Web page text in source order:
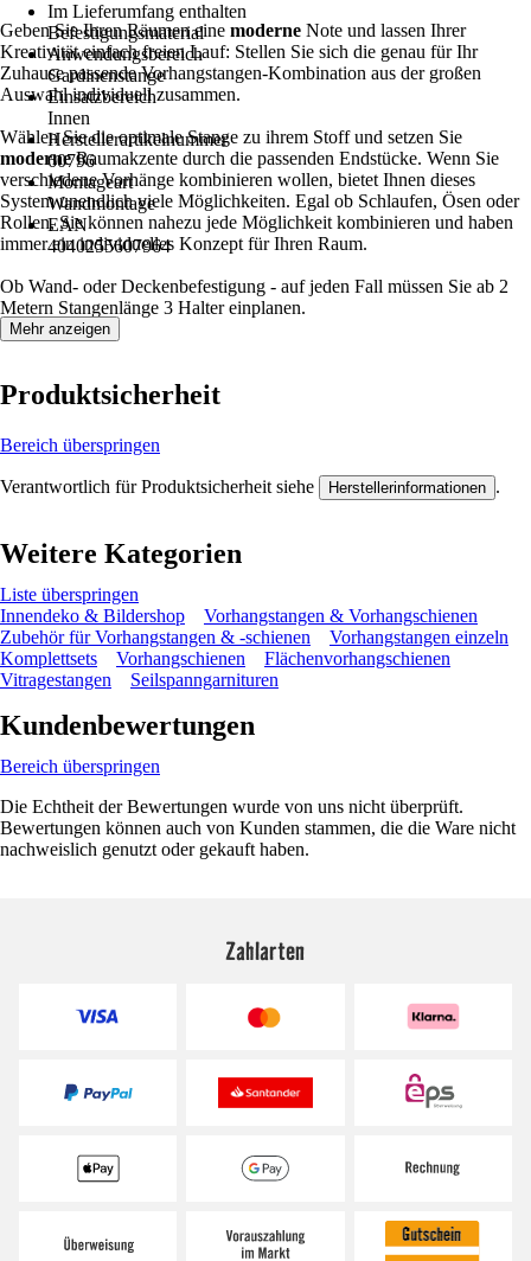
Im Lieferumfang enthalten
Befestigungsmaterial
Anwendungsbereich
Gardinenstange
Einsatzbereich
Innen
Herstellerartikelnummer
60796
Montageart
Wandmontage
EAN
4040255607964
Geben Sie Ihren Räumen eine moderne Note und lassen Ihrer
Kreativität einfach freien Lauf: Stellen Sie sich die genau für Ihr
Zuhause passende Vorhangstangen-Kombination aus der großen
Auswahl individuell zusammen.
Wählen Sie die optimale Stange zu ihrem Stoff und setzen Sie
moderneRaumakzente durch die passenden Endstücke. Wenn Sie
verschiedene Vorhänge kombinieren wollen, bietet Ihnen dieses
System unendlich viele Möglichkeiten. Egal ob Schlaufen, Ösen oder
Rollen, Sie können nahezu jede Möglichkeit kombinieren und haben
immer ein individuelles Konzept für Ihren Raum.
Ob Wand- oder Deckenbefestigung - auf jeden Fall müssen Sie ab 2
Metern Stangenlänge 3 Halter einplanen.
Mehr anzeigen
Produktsicherheit
Bereich überspringen
Verantwortlich für Produktsicherheit siehe Herstellerinformationen .
Weitere Kategorien
Liste überspringen
Innendeko & Bildershop
Vorhangstangen & Vorhangschienen
Zubehör für Vorhangstangen & -schienen
Vorhangstangen einzeln
Komplettsets
Vorhangschienen
Flächenvorhangschienen
Vitragestangen
Seilspanngarnituren
Kundenbewertungen
Bereich überspringen
Die Echtheit der Bewertungen wurde von uns nicht überprüft.
Bewertungen können auch von Kunden stammen, die die Ware nicht
nachweislich genutzt oder gekauft haben.
Zahlarten